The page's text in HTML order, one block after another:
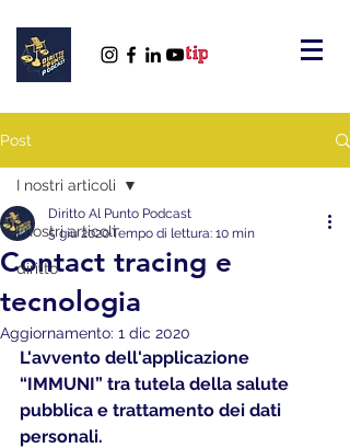
Post
I nostri articoli
diritto
I nostri articoli
Contact tracing e
tecnologia
Diritto Al Punto Podcast
5 giu 2020Tempo di lettura: 10 min
Aggiornamento: 1 dic 2020
L'avvento dell'applicazione
“IMMUNI” tra tutela della salute
pubblica e trattamento dei dati
personali.